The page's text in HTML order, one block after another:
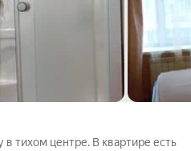
тихом центре. В квартире есть